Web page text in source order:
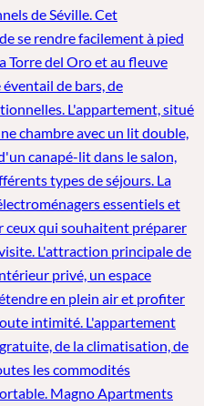
de Séville. Cet
se rendre facilement à pied
Torre del Oro et au fleuve
de bars, de
L'appartement, situé
chambre avec un lit double,
canapé-lit dans le salon,
types de séjours. La
essentiels et
ceux qui souhaitent préparer
L'attraction principale de
privé, un espace
en plein air et profiter
intimité. L'appartement
de la climatisation, de
les commodités
Magno Apartments